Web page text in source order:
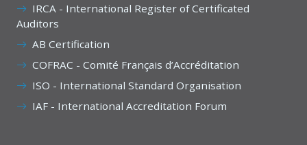
IRCA - International Register of Certificated
Auditors
AB Certification
COFRAC - Comité Français d’Accréditation
ISO - International Standard Organisation
IAF - International Accreditation Forum